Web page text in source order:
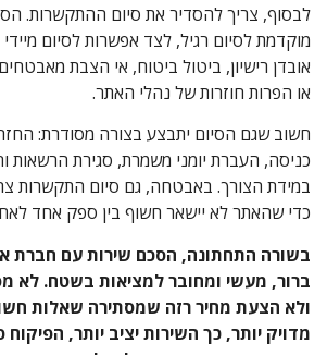
לבסוף, צריך להסדיר את סיום ההתקשרות.
מוקדמת לסיום רגיל, לצד אפשרות לסיום
אובדן רישיון, ביטול ביטוח, אי הצבת
או הפרות חוזרות של נהלי האתר.
חשוב שגם הסיום יתבצע בצורה מסודרת:
כניסה, העברת יומני משמרת, סגירת
במידת הצורך. באבטחה, גם סיום התקשרות
כדי שהאתר לא יישאר חשוף בין ספק אחד
בשורה התחתונה, הסכם שירות עם חברת
ברור, מעשי ומחובר למציאות בשטח. לא
ולא הצעת מחיר רזה שמסתירה שאלות
מדויק יותר, כך השירות יציב יותר,